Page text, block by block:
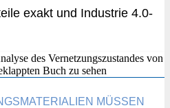
exakt und Industrie 4.0-
MÜSSEN